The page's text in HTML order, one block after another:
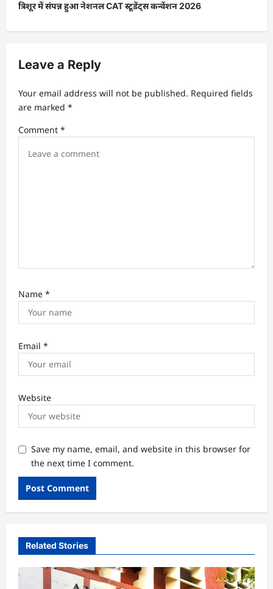
a
v
g
a
t
i
त्रिशूर में संपन्न हुआ नेशनल CAT स्टूडेंट्स कन्वेंशन 2026
Leave a Reply
Your email address will not be published. Required fields
are marked *
Comment *
Name *
Email *
Website
Save my name, email, and website in this browser for
the next time I comment.
Related Stories